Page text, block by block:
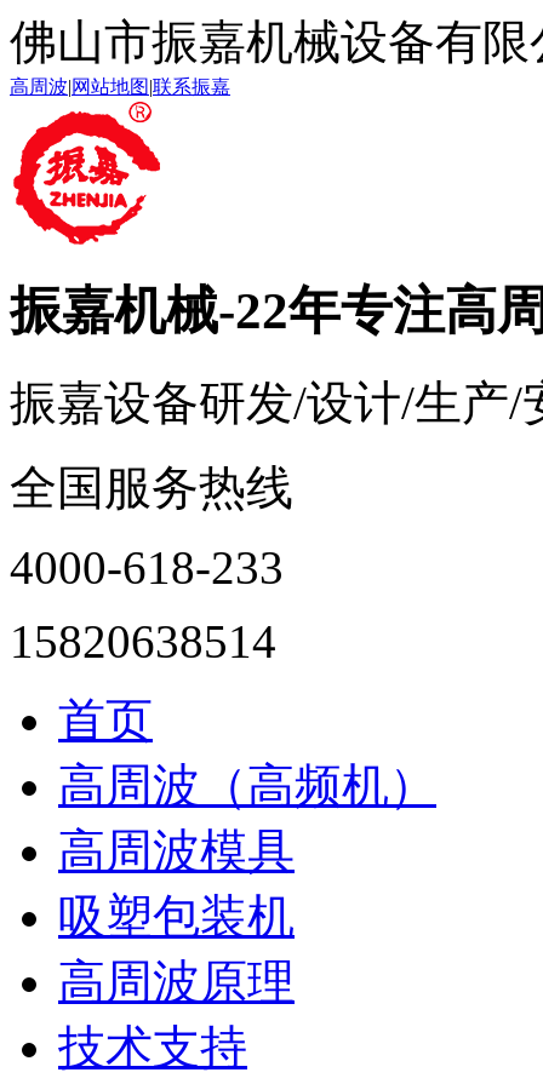
佛山市振嘉机械设备有限
高周波|网站地图|联系振嘉
振嘉机械-22年专注高
振嘉设备研发/设计/生产/
全国服务热线
4000-618-233
15820638514
首页
高周波（高频机）
高周波模具
吸塑包装机
高周波原理
技术支持